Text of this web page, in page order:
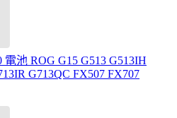
電池 ROG G15 G513 G513IH
G713QC FX507 FX707